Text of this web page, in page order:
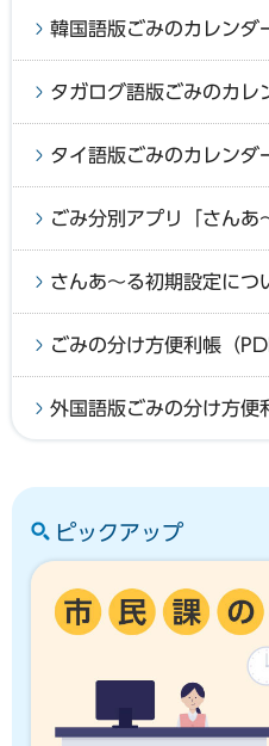
韓国語版ごみのカレンダ
タガログ語版ごみのカレ
タイ語版ごみのカレンダ
ごみ分別アプリ「さんあ
さんあ～る初期設定につ
ごみの分け方便利帳（
外国語版ごみの分け方便
ピックアップ